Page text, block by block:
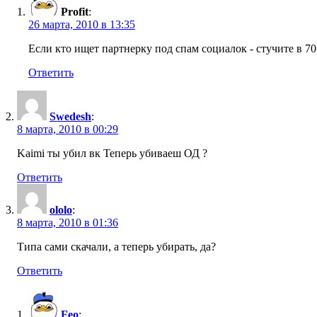
Profit:
26 марта, 2010 в 13:35
Если кто ищет партнерку под спам социалок - стучите в
Ответить
Swedesh:
8 марта, 2010 в 00:29
Kaimi ты убил вк Теперь убиваеш ОД ?
Ответить
ololo:
8 марта, 2010 в 01:36
Типа сами скачали, а теперь убирать, да?
Ответить
Feo: